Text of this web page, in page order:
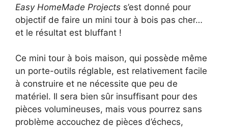
Easy HomeMade Projects s’est donné pour
objectif de faire un mini tour à bois pas cher…
et le résultat est bluffant !
Ce mini tour à bois maison, qui possède même
un porte-outils réglable, est relativement facile
à construire et ne nécessite que peu de
matériel. Il sera bien sûr insuffisant pour des
pièces volumineuses, mais vous pourrez sans
problème accouchez de pièces d’échecs,